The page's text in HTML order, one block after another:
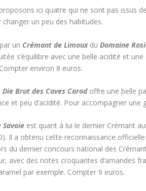
ici quatre qui ne sont pas issus
changer un peu des habitudes.
un Crémant de Limoux du Domaine
s’équilibre avec une belle acidité et
environ 8 euros.
Brut des Caves Carodoffre une belle
et peu d’acidité. Pour accompagner une
est quant à lui le dernier Crémant
Il a obtenu cette reconnaissance
du dernier concours national des
avec des notes croquantes d’amandes
par exemple. Compter 9 euros.